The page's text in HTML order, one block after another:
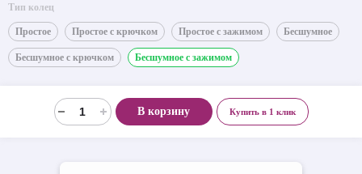
Тип колец
Простое Простое с крючком Простое с зажимом Бесшумное
Бесшумное с крючком Бесшумное с зажимом
В корзину Купить в 1 клик